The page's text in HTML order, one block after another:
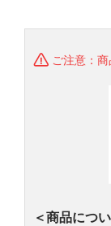
ご注意：商
＜商品につ